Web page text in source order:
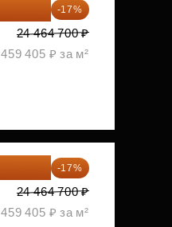
-17%
24 464 700 ₽
459 405 ₽ за м²
-17%
24 464 700 ₽
459 405 ₽ за м²